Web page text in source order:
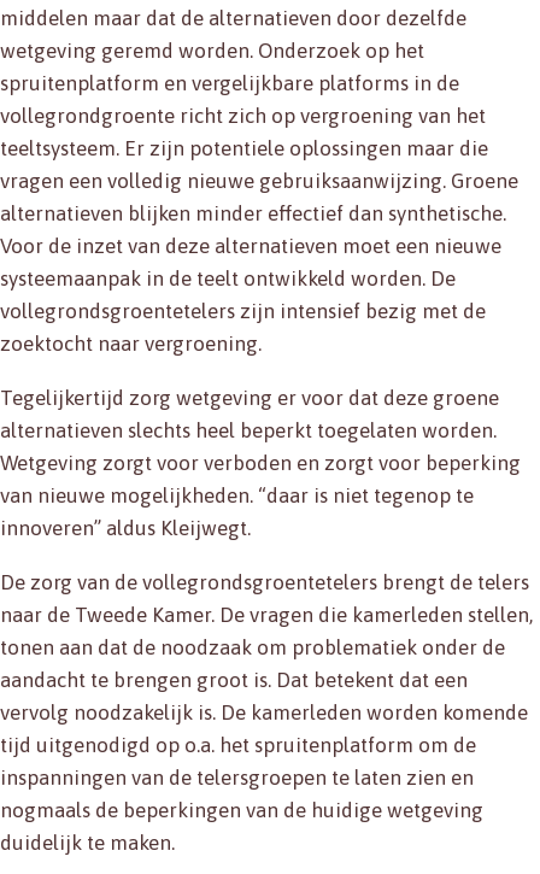
middelen maar dat de alternatieven door dezelfde
wetgeving geremd worden. Onderzoek op het
spruitenplatform en vergelijkbare platforms in de
vollegrondgroente richt zich op vergroening van het
teeltsysteem. Er zijn potentiele oplossingen maar die
vragen een volledig nieuwe gebruiksaanwijzing. Groene
alternatieven blijken minder effectief dan synthetische.
Voor de inzet van deze alternatieven moet een nieuwe
systeemaanpak in de teelt ontwikkeld worden. De
vollegrondsgroentetelers zijn intensief bezig met de
zoektocht naar vergroening.
Tegelijkertijd zorg wetgeving er voor dat deze groene
alternatieven slechts heel beperkt toegelaten worden.
Wetgeving zorgt voor verboden en zorgt voor beperking
van nieuwe mogelijkheden. “daar is niet tegenop te
innoveren” aldus Kleijwegt.
De zorg van de vollegrondsgroentetelers brengt de telers
naar de Tweede Kamer. De vragen die kamerleden stellen,
tonen aan dat de noodzaak om problematiek onder de
aandacht te brengen groot is. Dat betekent dat een
vervolg noodzakelijk is. De kamerleden worden komende
tijd uitgenodigd op o.a. het spruitenplatform om de
inspanningen van de telersgroepen te laten zien en
nogmaals de beperkingen van de huidige wetgeving
duidelijk te maken.